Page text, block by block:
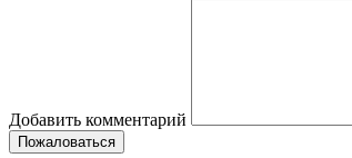
Добавить комментарий
Пожаловаться